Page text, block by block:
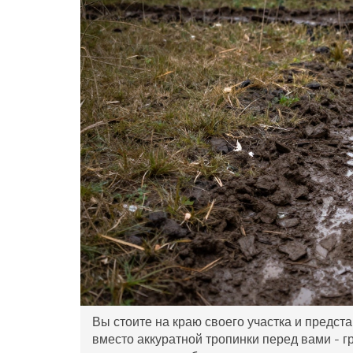
Вы стоите на краю своего участка и
вместо аккуратной тропинки перед вами -